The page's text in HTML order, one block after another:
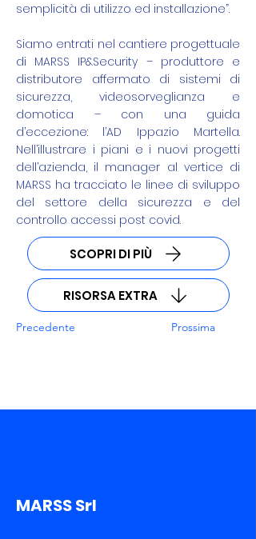
semplicità di utilizzo ed installazione”.
Siamo entrati nel cantiere progettuale
di MARSS IP&Security – produttore e
distributore affermato di sistemi di
sicurezza, videosorveglianza e
domotica – con una guida
d’eccezione: l’AD Ippazio Martella.
Nell’illustrare i piani e i nuovi progetti
dell’azienda, il manager al vertice di
MARSS ha tracciato le linee di sviluppo
del settore della sicurezza e del
controllo accessi post covid.
SCOPRI DI PIÙ
RISORSA EXTRA
Precedente Prossima
MARSS Srl